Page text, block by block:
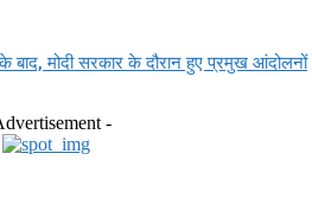
बाद, मोदी सरकार के दौरान हुए प्रमुख आंदोलनों
-